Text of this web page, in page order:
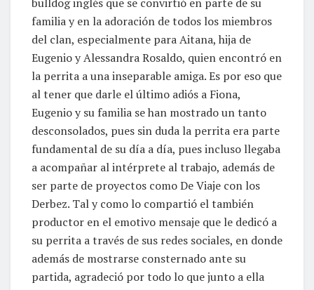
familia y en la adoración de todos los miembros
del clan, especialmente para Aitana, hija de
Eugenio y Alessandra Rosaldo, quien encontró en
la perrita a una inseparable amiga. Es por eso que
al tener que darle el último adiós a Fiona,
Eugenio y su familia se han mostrado un tanto
desconsolados, pues sin duda la perrita era parte
fundamental de su día a día, pues incluso llegaba
a acompañar al intérprete al trabajo, además de
ser parte de proyectos como De Viaje con los
Derbez. Tal y como lo compartió el también
productor en el emotivo mensaje que le dedicó a
su perrita a través de sus redes sociales, en donde
además de mostrarse consternado ante su
partida, agradeció por todo lo que junto a ella